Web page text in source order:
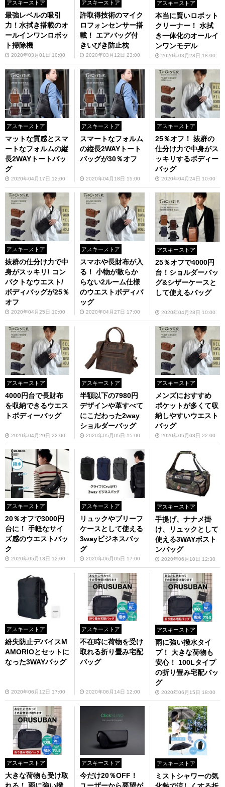
アスキーストア
最強レベルの吸引
力！水拭き搭載のオ
ールインワンロボッ
ト掃除機
2020年03月01日 10:00
アスキーストア
許取得技術のマイク
ロフォンセンサー搭
載！ エアバッグ付
きいびき防止枕
2020年03月12日 23:00
アスキーストア
本当に賢いロボット
クリーナー！ 水拭
き一体化のオールイ
ンワンモデル
2020年03月28日 18:00
アスキーストア
マットな質感とスマ
ートなフォルムの縦
長2WAYトートバッ
グ
2020年04月17日 12:00
アスキーストア
スマートなフォルム
の縦長2WAYトート
バッグが30％オフ
2020年04月18日 15:00
アスキーストア
25％オフ！ 抜群の
仕分け力で中身がス
ッキリするボディー
バッグ
2020年04月24日 10:00
アスキーストア
抜群の仕分け力で中
身がスッキリ! コン
パクトなウエスト/
ボディバッグが25％
オフ
2020年04月25日 10:00
アスキーストア
スマホや長財布が入
る！ 小物が散らか
らない2ルーム仕様
のウエストボディバ
ッグ
2020年04月27日 17:00
アスキーストア
25％オフで4000円
台！ショルダーバッ
グ&シザーケースと
して使えるバッグ
2020年04月28日 10:00
アスキーストア
4000円台で長財布
を収納できるウエス
トボディーバッグ
2020年04月29日 22:00
アスキーストア
半額以下の7980円
デザインや革すべて
にこだわった2way
ショルダーバッグ
2020年05月05日 15:00
アスキーストア
メンズにおすすめ
ポケットが多くて収
納しやすいウエスト
バッグ
2020年05月03日 22:00
アスキーストア
20％オフで3000円
台に！ 手軽なサイ
ズ感のウエストバッ
ク
2020年05月13日 12:00
アスキーストア
リュックやブリーフ
ケースとして使える
3wayビジネスバッ
グ
2020年06月05日 17:00
アスキーストア
手提げ、ナナメ掛
け、リュックとして
使える3WAYボスト
ンバッグ
2020年06月10日 12:30
アスキーストア
紛失防止デバイスM
AMORIOとセットに
なった3WAYバッグ
2020年06月12日 17:00
アスキーストア
不在時に荷物を受け
取れる折り畳み宅配
バッグ
2020年06月14日 12:00
アスキーストア
雨に強い撥水タイ
プ！ 大きな荷物も
安心！ 100Lタイプ
の折り畳み宅配バッ
グ
2020年06月15日 18:00
アスキーストア
大きな荷物も受け取
れる！ 雨に強い撥
アスキーストア
今だけ20％OFF！
ユーザーから要望が
アスキーストア
ミストシャワーの気